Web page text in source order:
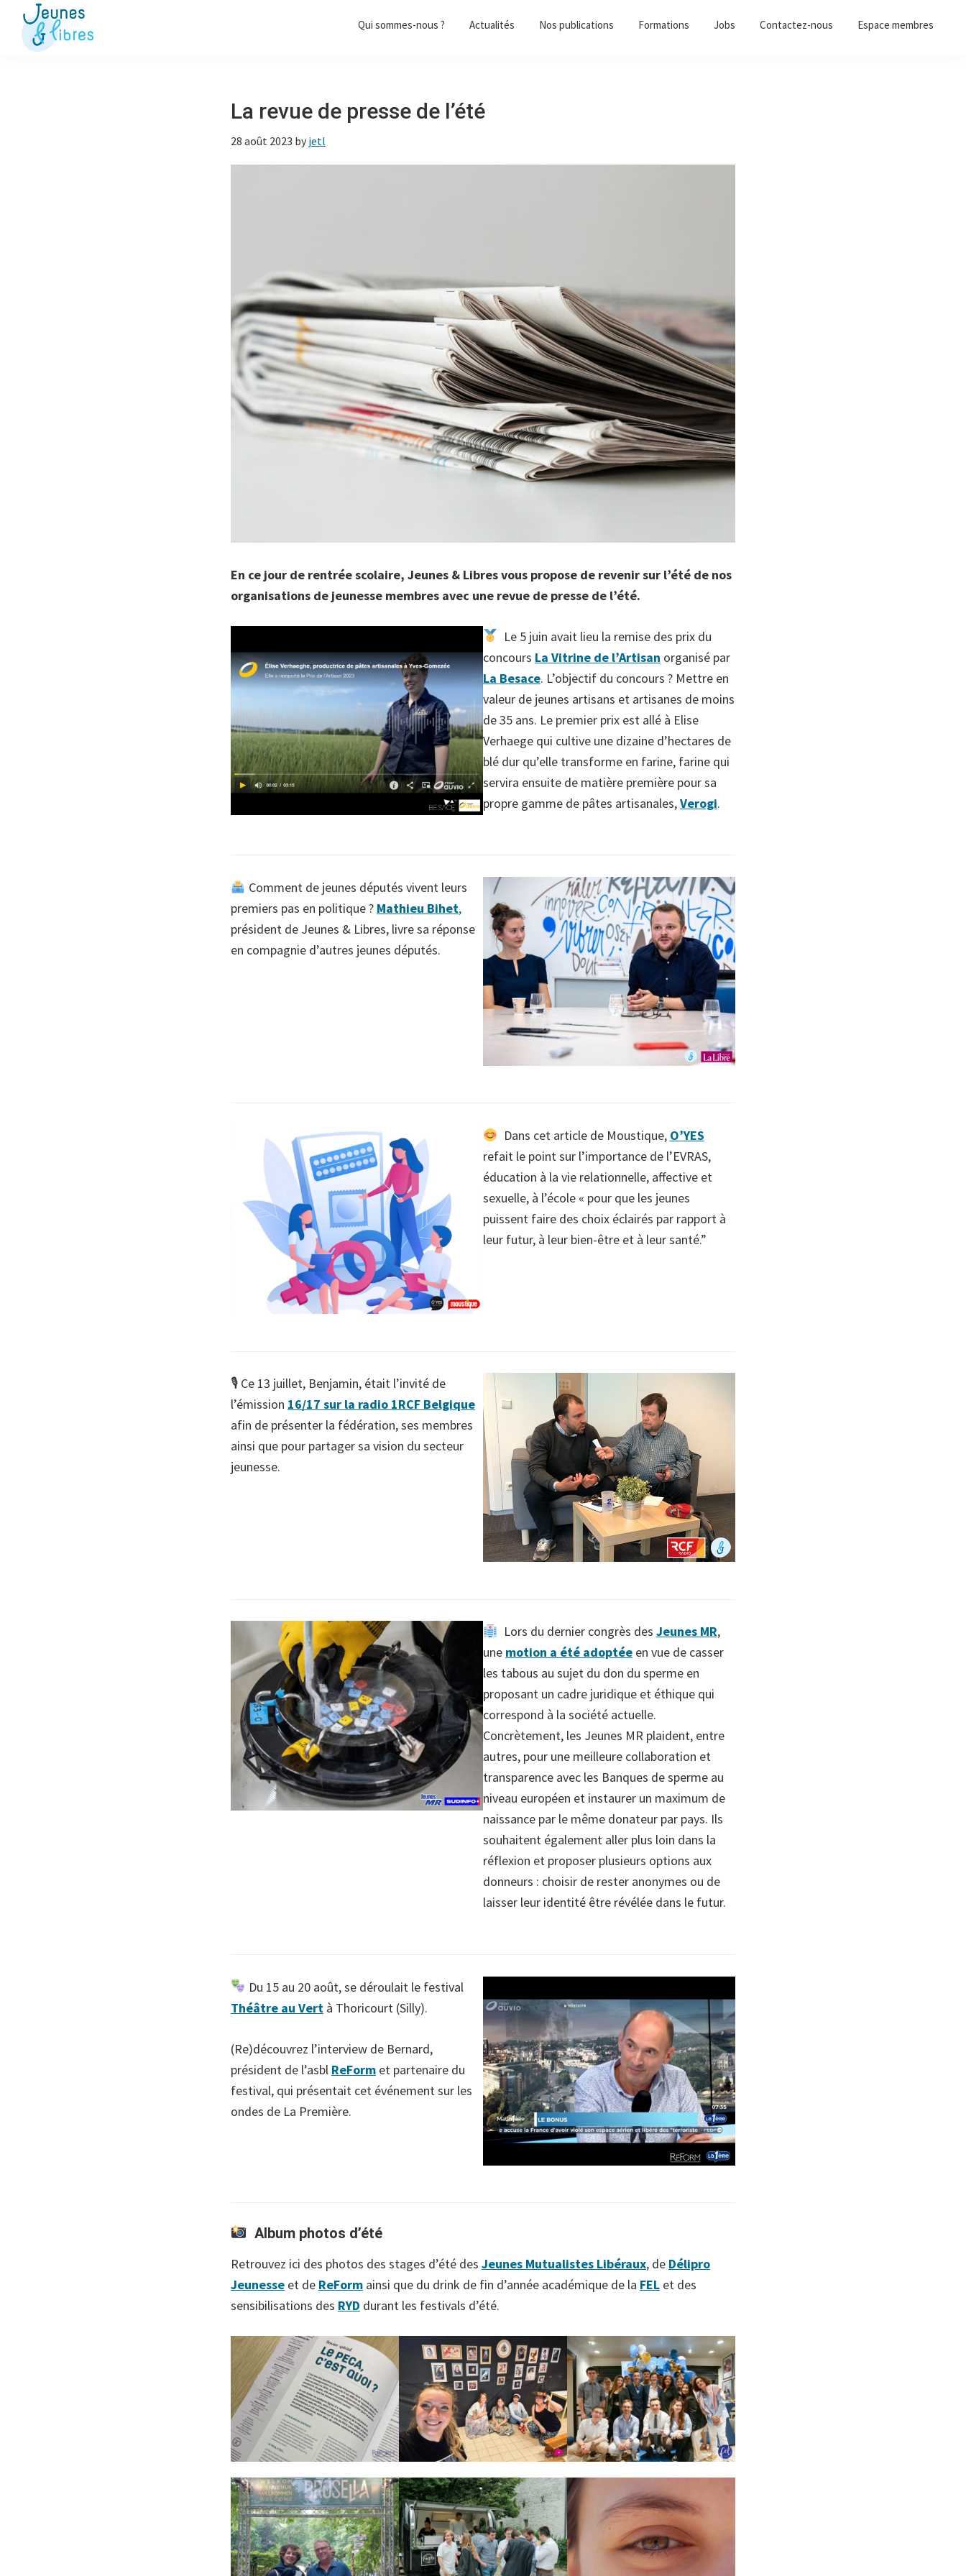
Passer
Passer
contenu
Qui sommes-nous ? Actualités Nos publications Formations Jobs Contactez-nous Espace membres
La revue de presse de l’été
28 août 2023 by jetl
En ce jour de rentrée scolaire, Jeunes & Libres vous propose de revenir sur l’été de nos
organisations de jeunesse membres avec une revue de presse de l’été.
Le 5 juin avait lieu la remise des prix du
concours La Vitrine de l’Artisan organisé par
La Besace. L’objectif du concours ? Mettre en
valeur de jeunes artisans et artisanes de moins
de 35 ans. Le premier prix est allé à Elise
Verhaege qui cultive une dizaine d’hectares de
blé dur qu’elle transforme en farine, farine qui
servira ensuite de matière première pour sa
propre gamme de pâtes artisanales,Verogi.
Comment de jeunes députés vivent leurs
premiers pas en politique ? Mathieu Bihet,
président de Jeunes & Libres, livre sa réponse
en compagnie d’autres jeunes députés.
Dans cet article de Moustique, O’YES
refait le point sur l’importance de l’EVRAS,
éducation à la vie relationnelle, affective et
sexuelle, à l’école « pour que les jeunes
puissent faire des choix éclairés par rapport à
leur futur, à leur bien-être et à leur santé.”
🎙 Ce 13 juillet, Benjamin, était l’invité de
l’émission 16/17 sur la radio 1RCF Belgique
afin de présenter la fédération, ses membres
ainsi que pour partager sa vision du secteur
jeunesse.
Lors du dernier congrès des Jeunes MR,
une motion a été adoptée en vue de casser
les tabous au sujet du don du sperme en
proposant un cadre juridique et éthique qui
correspond à la société actuelle.
Concrètement, les Jeunes MR plaident, entre
autres, pour une meilleure collaboration et
transparence avec les Banques de sperme au
niveau européen et instaurer un maximum de
naissance par le même donateur par pays. Ils
souhaitent également aller plus loin dans la
réflexion et proposer plusieurs options aux
donneurs : choisir de rester anonymes ou de
laisser leur identité être révélée dans le futur.
Du 15 au 20 août, se déroulait le festival
Théâtre au Vert à Thoricourt (Silly).
(Re)découvrez l’interview de Bernard,
président de l’asbl ReForm et partenaire du
festival, qui présentait cet événement sur les
ondes de La Première.
Album photos d’été
Retrouvez ici des photos des stages d’été des Jeunes Mutualistes Libéraux, de Délipro
Jeunesse et de ReForm ainsi que du drink de fin d’année académique de la FEL et des
sensibilisations des RYD durant les festivals d’été.